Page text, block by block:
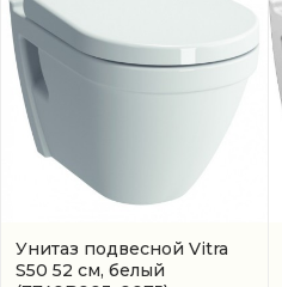
Унитаз подвесной Vitra
S50 52 см, белый